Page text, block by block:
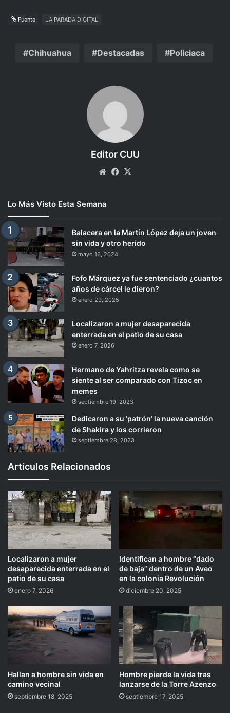
Fuente LA PARADA DIGITAL
Chihuahua Destacadas Policiaca
Editor CUU
WebsiteFacebook
Lo Más Visto Esta Semana
Balacera en la Martín López deja un joven
sin vida y otro herido
mayo 16, 2024
Fofo Márquez ya fue sentenciado ¿cuantos
años de cárcel le dieron?
enero 29, 2025
Localizaron a mujer desaparecida
enterrada en el patio de su casa
enero 7, 2026
Hermano de Yahritza revela como se
siente al ser comparado con Tizoc en
memes
septiembre 19, 2023
Dedicaron a su ‘patrón’ la nueva canción
de Shakira y los corrieron
septiembre 28, 2023
Artículos Relacionados
Localizaron a mujer
desaparecida enterrada en el
patio de su casa
enero 7, 2026
Identifican a hombre “dado
de baja” dentro de un Aveo
en la colonia Revolución
diciembre 20, 2025
Hallan a hombre sin vida en
camino vecinal
septiembre 18, 2025
Hombre pierde la vida tras
lanzarse de la Torre Azenzo
septiembre 17, 2025